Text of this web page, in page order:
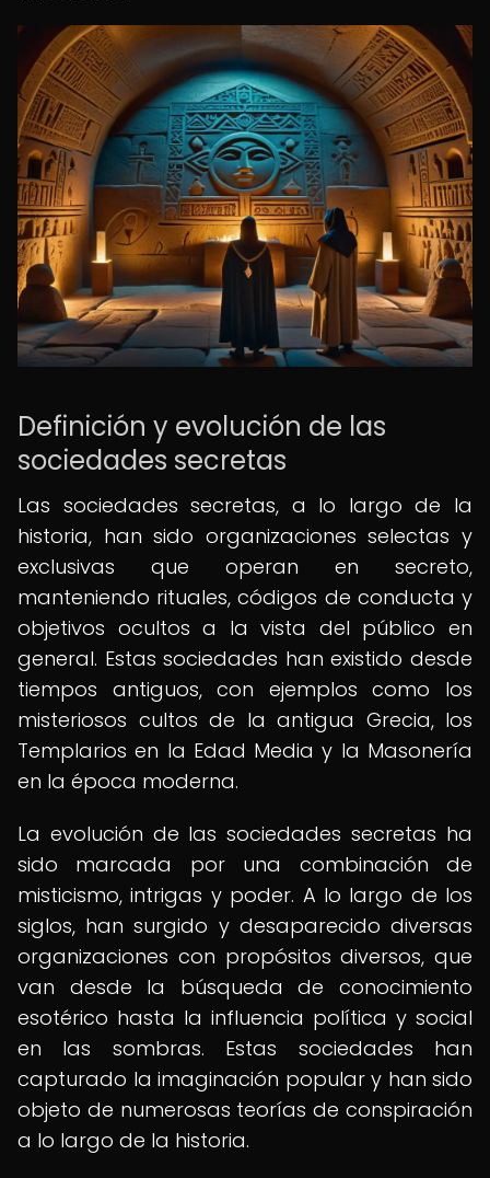
Definición y evolución de las
sociedades secretas
Las sociedades secretas, a lo largo de la
historia, han sido organizaciones selectas y
exclusivas que operan en secreto,
manteniendo rituales, códigos de conducta y
objetivos ocultos a la vista del público en
general. Estas sociedades han existido desde
tiempos antiguos, con ejemplos como los
misteriosos cultos de la antigua Grecia, los
Templarios en la Edad Media y la Masonería
en la época moderna.
La evolución de las sociedades secretas ha
sido marcada por una combinación de
misticismo, intrigas y poder. A lo largo de los
siglos, han surgido y desaparecido diversas
organizaciones con propósitos diversos, que
van desde la búsqueda de conocimiento
esotérico hasta la influencia política y social
en las sombras. Estas sociedades han
capturado la imaginación popular y han sido
objeto de numerosas teorías de conspiración
a lo largo de la historia.